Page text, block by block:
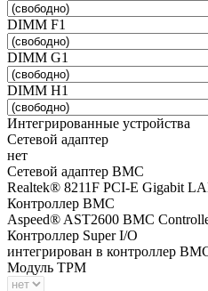
DIMM F1
DIMM G1
DIMM H1
Интегрированные устройства
Сетевой адаптер
нет
Сетевой адаптер BMC
Realtek® 8211F PCI-E Gigabit
Контроллер BMC
Aspeed® AST2600 BMC
Контроллер Super I/O
интегрирован в контроллер
Модуль TPM